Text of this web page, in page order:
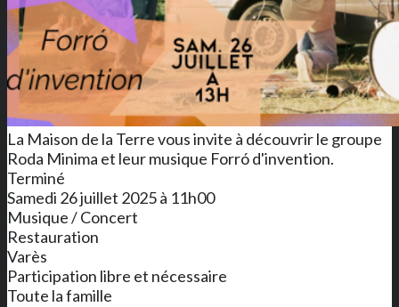
La Maison de la Terre vous invite à découvrir le groupe
Roda Minima et leur musique Forró d'invention.
Terminé
Samedi 26 juillet 2025 à 11h00
Musique / Concert
Restauration
Varès
Participation libre et nécessaire
Toute la famille